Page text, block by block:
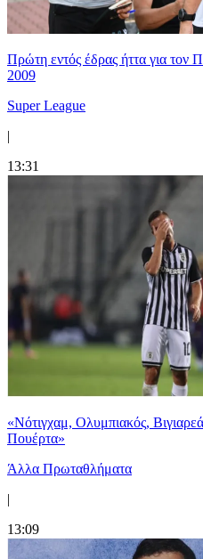
Πρώτη εντός έδρας ήττα για
2009
Super League
|
13:31
«Νότιγχαμ, Ολυμπιακός,
Πουέρτα»
Άλλα Πρωταθλήματα
|
13:09